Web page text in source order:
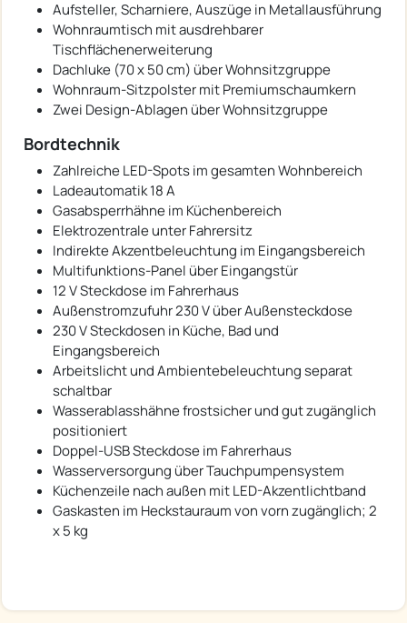
Aufsteller, Scharniere, Auszüge in Metallausführung
Wohnraumtisch mit ausdrehbarer
Tischflächenerweiterung
Dachluke (70 x 50 cm) über Wohnsitzgruppe
Wohnraum-Sitzpolster mit Premiumschaumkern
Zwei Design-Ablagen über Wohnsitzgruppe
Bordtechnik
Zahlreiche LED-Spots im gesamten Wohnbereich
Ladeautomatik 18 A
Gasabsperrhähne im Küchenbereich
Elektrozentrale unter Fahrersitz
Indirekte Akzentbeleuchtung im Eingangsbereich
Multifunktions-Panel über Eingangstür
12 V Steckdose im Fahrerhaus
Außenstromzufuhr 230 V über Außensteckdose
230 V Steckdosen in Küche, Bad und
Eingangsbereich
Arbeitslicht und Ambientebeleuchtung separat
schaltbar
Wasserablasshähne frostsicher und gut zugänglich
positioniert
Doppel-USB Steckdose im Fahrerhaus
Wasserversorgung über Tauchpumpensystem
Küchenzeile nach außen mit LED-Akzentlichtband
Gaskasten im Heckstauraum von vorn zugänglich; 2
x 5 kg